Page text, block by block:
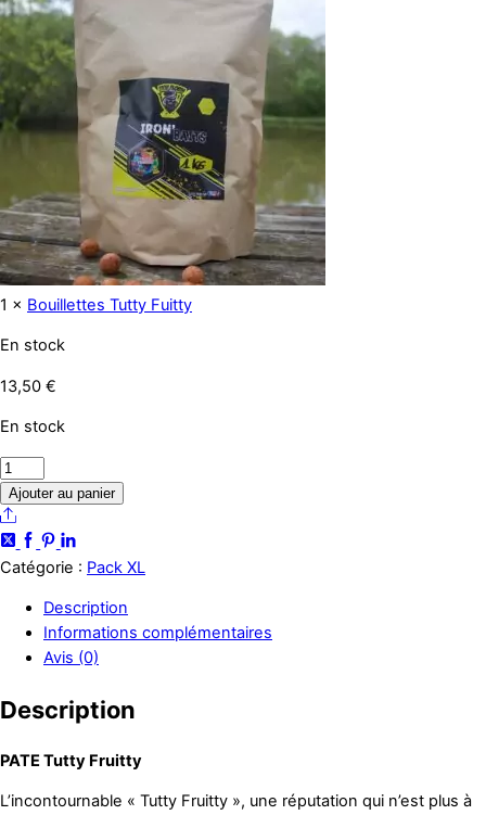
1 × Bouillettes Tutty Fuitty
En stock
13,50 €
En stock
quantité
de
Pack
« XL »
Tutty
Ajouter au panier
Share
Catégorie : Pack XL
Description
Informations complémentaires
Avis (0)
Description
PATE Tutty Fruitty
L’incontournable « Tutty Fruitty », une réputation qui n’est plus à